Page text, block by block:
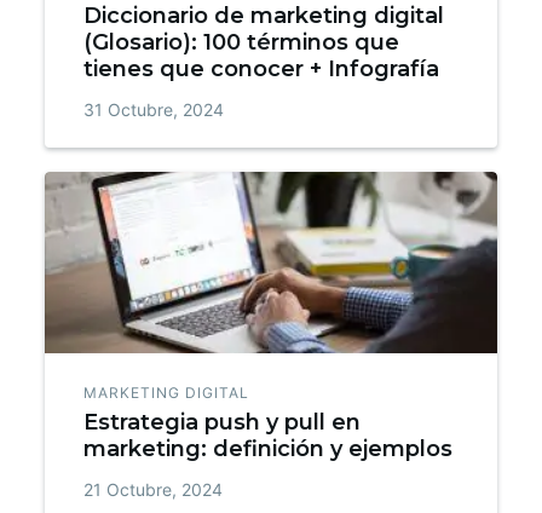
Diccionario de marketing digital
(Glosario): 100 términos que
tienes que conocer + Infografía
31 Octubre, 2024
MARKETING DIGITAL
Estrategia push y pull en
marketing: definición y ejemplos
21 Octubre, 2024